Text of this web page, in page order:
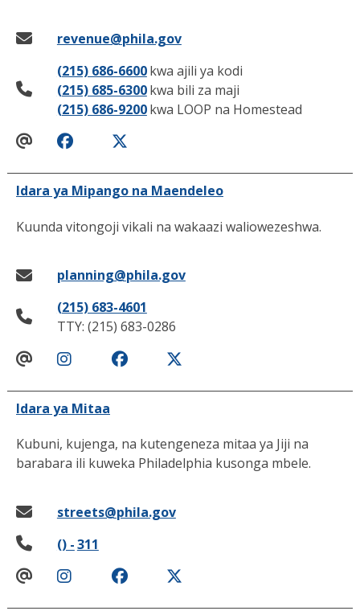
revenue@phila.gov
(215) 686-6600kwa ajili ya kodi
(215) 685-6300kwa bili za maji
(215) 686-9200kwa LOOP na Homestead
Idara ya Mipango na Maendeleo
Kuunda vitongoji vikali na wakaazi waliowezeshwa.
planning@phila.gov
(215) 683-4601
TTY: (215) 683-0286
Idara ya Mitaa
Kubuni, kujenga, na kutengeneza mitaa ya Jiji na
barabara ili kuweka Philadelphia kusonga mbele.
streets@phila.gov
() -311